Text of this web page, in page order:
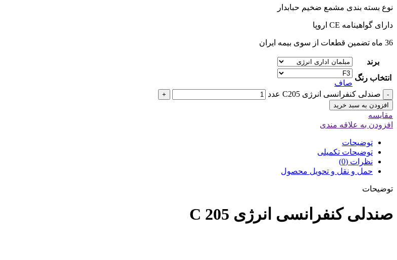
نوع بسته بندی مشمع ضخیم حبابدار
دارای گواهینامه CE اروپا
36 ماه تضمین قطعات از سوی بیمه ایران
برند
انتخاب رنگ
صاف
- صندلی کنفرانسی انرژی C205 عدد
+
افزودن به سبد خرید
مقایسه
افزودن به علاقه مندی
توضیحات
توضیحات تکمیلی
نظرات (0)
حمل و نقل و تحویل محصول
توضیحات
صندلی کنفرانسی انرژی C 205